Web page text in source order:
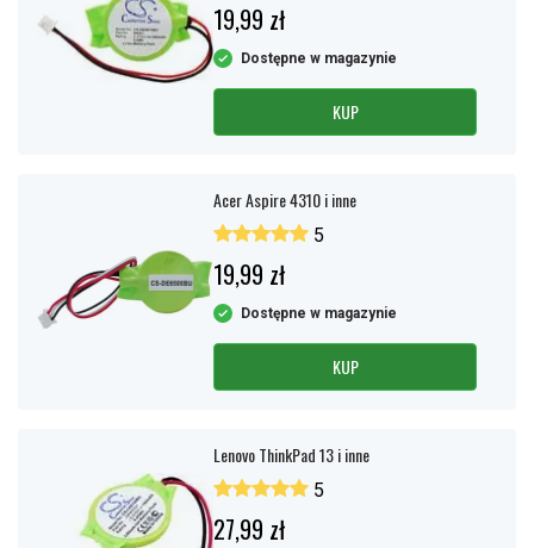
19,99 zł
Dostępne w magazynie
KUP
Acer Aspire 4310 i inne
5
19,99 zł
Dostępne w magazynie
KUP
Lenovo ThinkPad 13 i inne
5
27,99 zł